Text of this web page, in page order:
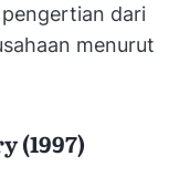
dari
menurut
(1997)